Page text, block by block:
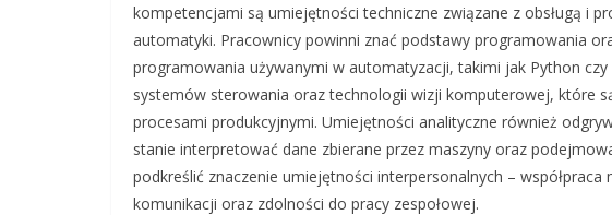
kompetencjami są umiejętności techniczne związane z obsługą i
automatyki. Pracownicy powinni znać podstawy programowania
programowania używanymi w automatyzacji, takimi jak Python
systemów sterowania oraz technologii wizji komputerowej, które
procesami produkcyjnymi. Umiejętności analityczne również
stanie interpretować dane zbierane przez maszyny oraz
podkreślić znaczenie umiejętności interpersonalnych –
komunikacji oraz zdolności do pracy zespołowej.